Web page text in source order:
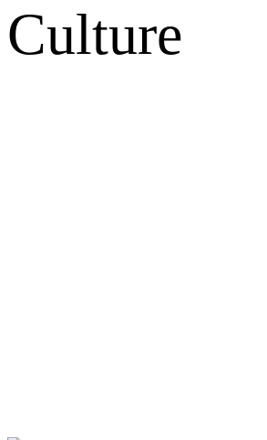
Culture